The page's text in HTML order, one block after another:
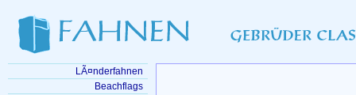
LÃ¤nderfahnen
Beachflags